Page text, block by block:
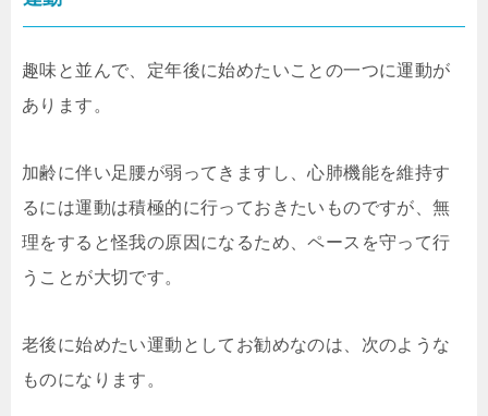
趣味と並んで、定年後に始めたいことの一つに運動が
あります。
加齢に伴い足腰が弱ってきますし、心肺機能を維持す
るには運動は積極的に行っておきたいものですが、無
理をすると怪我の原因になるため、ペースを守って行
うことが大切です。
老後に始めたい運動としてお勧めなのは、次のような
ものになります。